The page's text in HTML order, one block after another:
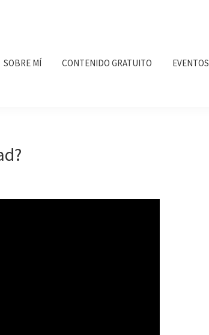
SOBRE MÍ CONTENIDO GRATUITO EVENTOS